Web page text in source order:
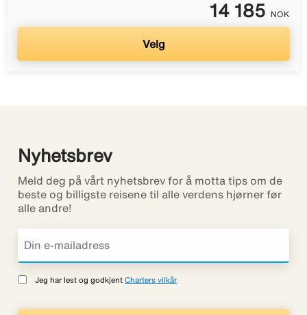
14 185 NOK
Velg
Nyhetsbrev
Meld deg på vårt nyhetsbrev for å motta tips om de
beste og billigste reisene til alle verdens hjørner før
alle andre!
Jeg har lest og godkjent Charters vilkår